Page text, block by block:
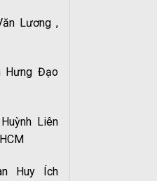
Lương ,
Hưng Đạo
Liên
Huy Ích